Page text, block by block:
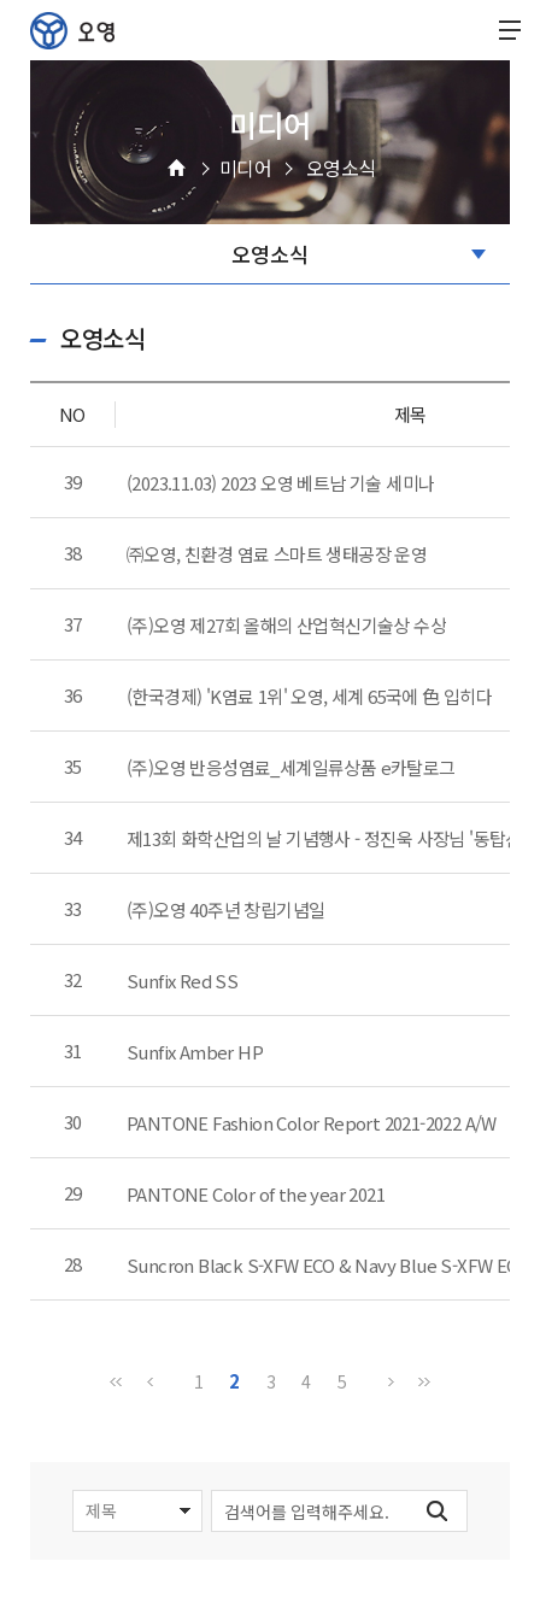
미디어
미디어 오영소식
오영소식
NO 제목
39 (2023.11.03) 2023 오영 베트남 기술 세미나
38 ㈜오영, 친환경 염료 스마트 생태공장 운영
37 (주)오영 제27회 올해의 산업혁신기술상 수상
36 (한국경제) 'K염료 1위' 오영, 세계 65국에 色 입히다
35 (주)오영 반응성염료_세계일류상품 e카탈로그
34 제13회 화학산업의 날 기념행사 - 정진욱 사장님 '동탑산
33 (주)오영 40주년 창립기념일
32 Sunfix Red SS
31 Sunfix Amber HP
30 PANTONE Fashion Color Report 2021-2022 A/W
29 PANTONE Color of the year 2021
28 Suncron Black S-XFW ECO & Navy Blue S-XFW ECO
1 2 3 4 5